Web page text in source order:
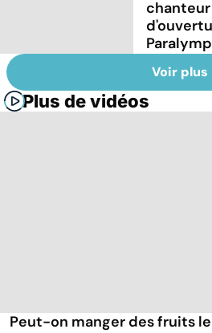
Voir plus
Plus de vidéos
Peut-on manger des fruits le